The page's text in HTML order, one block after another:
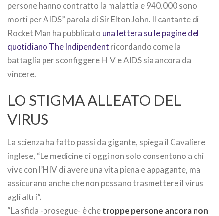
persone hanno contratto la malattia e 940.000 sono
morti per AIDS” parola di Sir Elton John. Il cantante di
Rocket Man ha pubblicato una lettera sulle pagine del
quotidiano The Indipendent ricordando come la
battaglia per sconfiggere HIV e AIDS sia ancora da
vincere.
LO STIGMA ALLEATO DEL
VIRUS
La scienza ha fatto passi da gigante, spiega il Cavaliere
inglese, “Le medicine di oggi non solo consentono a chi
vive con l’HIV di avere una vita piena e appagante, ma
assicurano anche che non possano trasmettere il virus
agli altri”.
“La sfida -prosegue- è chetroppe persone ancora non